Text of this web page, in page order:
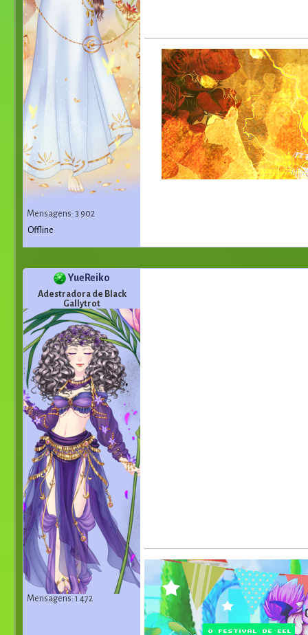
Mensagens: 3 902
Offline
YueReiko
Adestradora de Black
Gallytrot
Mensagens: 1 472